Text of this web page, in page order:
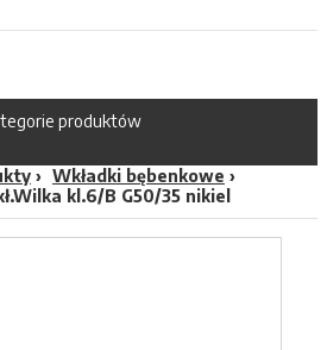
produktów
Wkładki bębenkowe
kl.6/B G50/35 nikiel